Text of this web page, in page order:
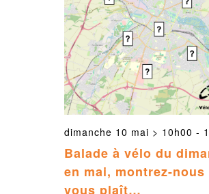
Balade à vélo du
en mai, montrez-nous
vous plaît…
dimanche 10 mai > 10h00 -